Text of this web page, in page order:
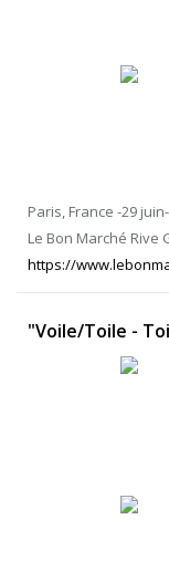
Paris, France -29
Le Bon Marché Rive
https://
"Voile/Toile -